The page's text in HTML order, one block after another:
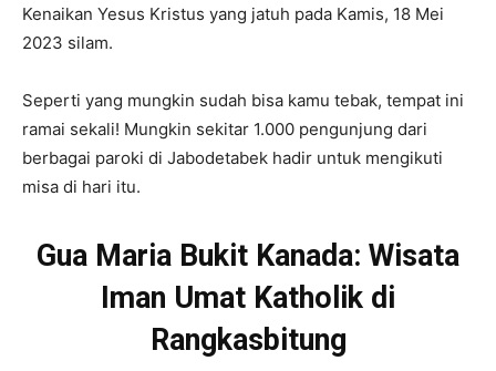
Kenaikan Yesus Kristus yang jatuh pada Kamis, 18 Mei
2023 silam.
Seperti yang mungkin sudah bisa kamu tebak, tempat ini
ramai sekali! Mungkin sekitar 1.000 pengunjung dari
berbagai paroki di Jabodetabek hadir untuk mengikuti
misa di hari itu.
Gua Maria Bukit Kanada: Wisata
Iman Umat Katholik di
Rangkasbitung